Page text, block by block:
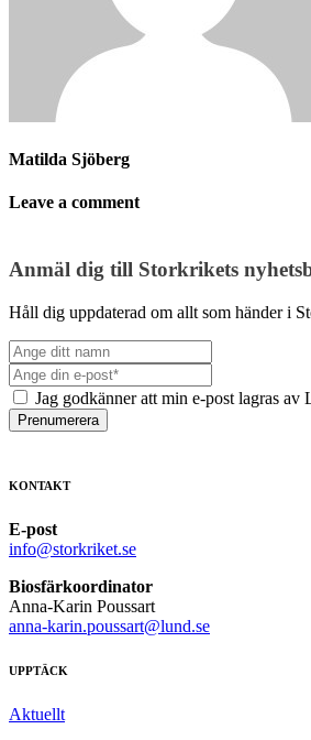
Matilda Sjöberg
Leave a comment
Anmäl dig till Storkrikets
Håll dig uppdaterad om allt som händer i
Jag godkänner att min e-post lagras av
Prenumerera
KONTAKT
E-post
info@storkriket.se
Biosfärkoordinator
Anna-Karin Poussart
anna-karin.poussart@lund.se
UPPTÄCK
Aktuellt